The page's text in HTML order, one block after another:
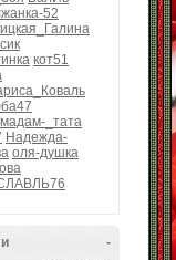
52
кот51
мадам-_тата
Надежда-
оля-душка
-